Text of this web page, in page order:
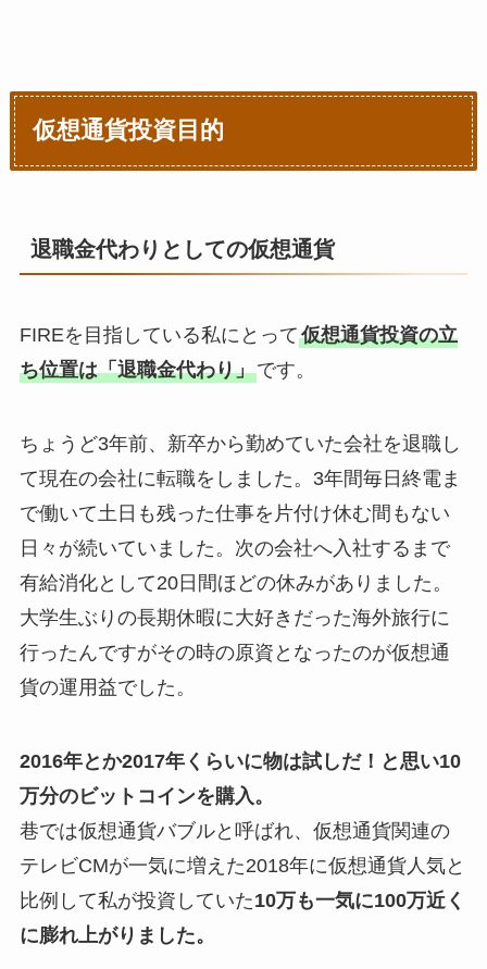
仮想通貨投資目的
退職金代わりとしての仮想通貨
FIREを目指している私にとって仮想通貨投資の立
ち位置は「退職金代わり」です。
ちょうど3年前、新卒から勤めていた会社を退職し
て現在の会社に転職をしました。3年間毎日終電ま
で働いて土日も残った仕事を片付け休む間もない
日々が続いていました。次の会社へ入社するまで
有給消化として20日間ほどの休みがありました。
大学生ぶりの長期休暇に大好きだった海外旅行に
行ったんですがその時の原資となったのが仮想通
貨の運用益でした。
2016年とか2017年くらいに物は試しだ！と思い10
万分のビットコインを購入。
巷では仮想通貨バブルと呼ばれ、仮想通貨関連の
テレビCMが一気に増えた2018年に仮想通貨人気と
比例して私が投資していた10万も一気に100万近く
に膨れ上がりました。